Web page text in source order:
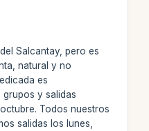
Salcantay, pero es
natural y no
es
grupos y salidas
Todos nuestros
salidas los lunes,